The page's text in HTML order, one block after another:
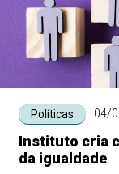
Políticas 04/
Instituto cria
da igualdade